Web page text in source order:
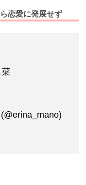
恋愛に発展せず